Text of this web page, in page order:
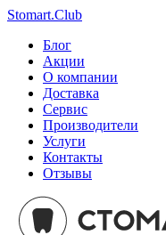
Stomart.Club
Блог
Акции
О компании
Доставка
Сервис
Производители
Услуги
Контакты
Отзывы